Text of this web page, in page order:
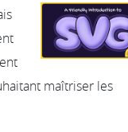
maîtriser les